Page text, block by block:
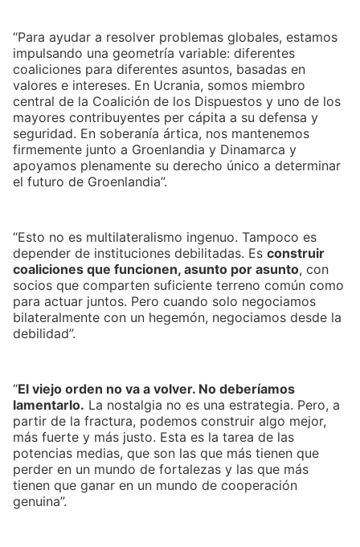
“Para ayudar a resolver problemas globales, estamos
impulsando una geometría variable: diferentes
coaliciones para diferentes asuntos, basadas en
valores e intereses. En Ucrania, somos miembro
central de la Coalición de los Dispuestos y uno de los
mayores contribuyentes per cápita a su defensa y
seguridad. En soberanía ártica, nos mantenemos
firmemente junto a Groenlandia y Dinamarca y
apoyamos plenamente su derecho único a determinar
el futuro de Groenlandia”.
“Esto no es multilateralismo ingenuo. Tampoco es
depender de instituciones debilitadas. Es construir
coaliciones que funcionen, asunto por asunto, con
socios que comparten suficiente terreno común como
para actuar juntos. Pero cuando solo negociamos
bilateralmente con un hegemón, negociamos desde la
debilidad”.
“El viejo orden no va a volver. No deberíamos
lamentarlo. La nostalgia no es una estrategia. Pero, a
partir de la fractura, podemos construir algo mejor,
más fuerte y más justo. Esta es la tarea de las
potencias medias, que son las que más tienen que
perder en un mundo de fortalezas y las que más
tienen que ganar en un mundo de cooperación
genuina”.